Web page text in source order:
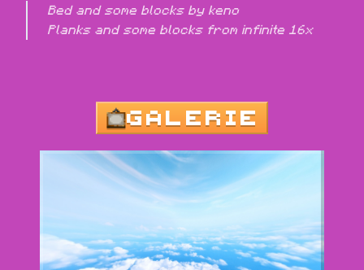
Bed and some blocks by keno
Planks and some blocks from infinite 16x
GALERIE